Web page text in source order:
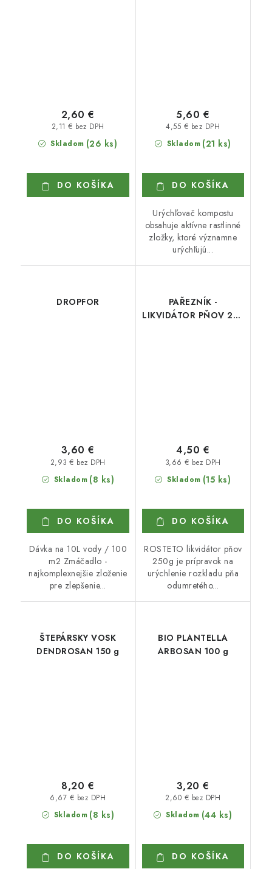
Skladom (26 ks)
2,11 € bez DPH
2,60 €
DO KOŠÍKA
Skladom (21 ks)
4,55 € bez DPH
5,60 €
DO KOŠÍKA
Urýchľovač kompostu
obsahuje aktívne rastlinné
zložky, ktoré významne
urýchľujú...
DROPFOR
Skladom (8 ks)
2,93 € bez DPH
3,60 €
DO KOŠÍKA
Dávka na 10L vody / 100
m2 Zmáčadlo -
najkomplexnejšie zloženie
pre zlepšenie...
PAŘEZNÍK -
LIKVIDÁTOR PŇOV 250
Skladom (15 ks)
3,66 € bez DPH
4,50 €
DO KOŠÍKA
ROSTETO likvidátor pňov
250g je prípravok na
urýchlenie rozkladu pňa
odumretého...
ŠTEPÁRSKY VOSK
DENDROSAN 150 g
Skladom (8 ks)
6,67 € bez DPH
8,20 €
DO KOŠÍKA
BIO PLANTELLA
ARBOSAN 100 g
Skladom (44 ks)
2,60 € bez DPH
3,20 €
DO KOŠÍKA